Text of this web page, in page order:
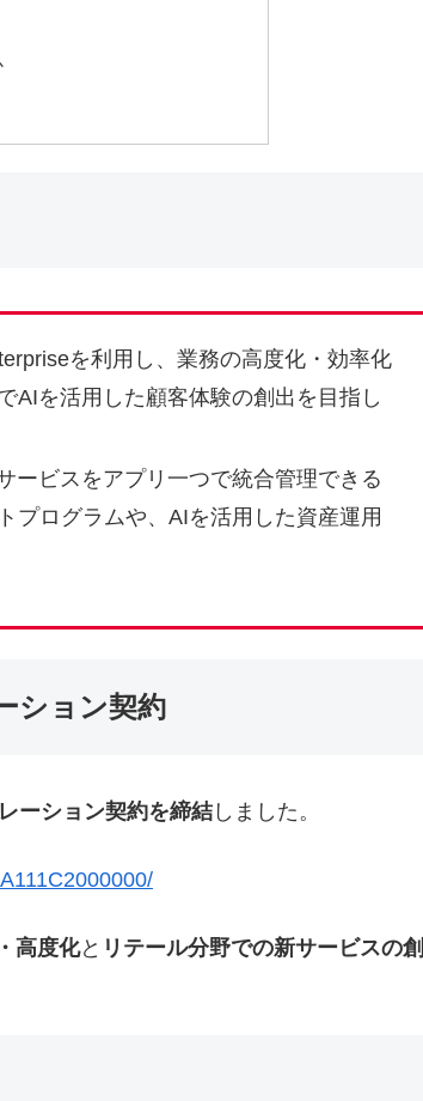
を利用し、業務の高度化・効率化
AIを活用した顧客体験の創出を目指し
ービスをアプリ一つで統合管理できる
プログラムや、AIを活用した資産運用
ション契約
ーション契約を締結 しました。
高度化と リテール分野での新サービスの創